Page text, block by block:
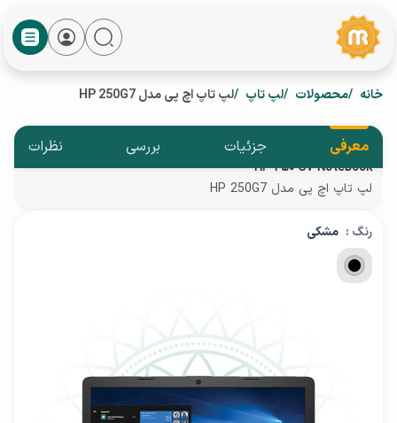
خانه محصولات لپ تاپ لپ تاپ اچ پی مدل HP 250G7
معرفی جزئیات بررسی نظرات
HP 250 G7 Notebook
لپ تاپ اچ پی مدل HP 250G7
رنگ : مشکی